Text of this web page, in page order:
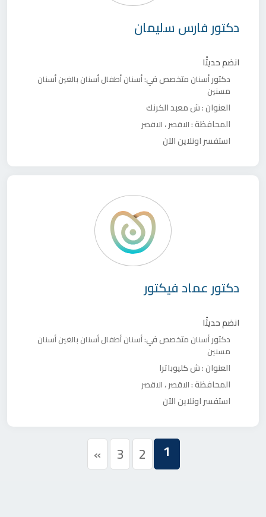
دكتورفارس سليمان
انضم حديثًا
دكتورأسنان متخصص في:أسنان أطفالأسنان بالغينأسنان
مسنين
العنوان :ش معبد الكرنك
المحافظة :الاقصر،الاقصر
استفسر اونلاين الآن
دكتورعماد فيكتور
انضم حديثًا
دكتورأسنان متخصص في:أسنان أطفالأسنان بالغينأسنان
مسنين
العنوان :ش كليوباترا
المحافظة :الاقصر،الاقصر
استفسر اونلاين الآن
1
2
3
»